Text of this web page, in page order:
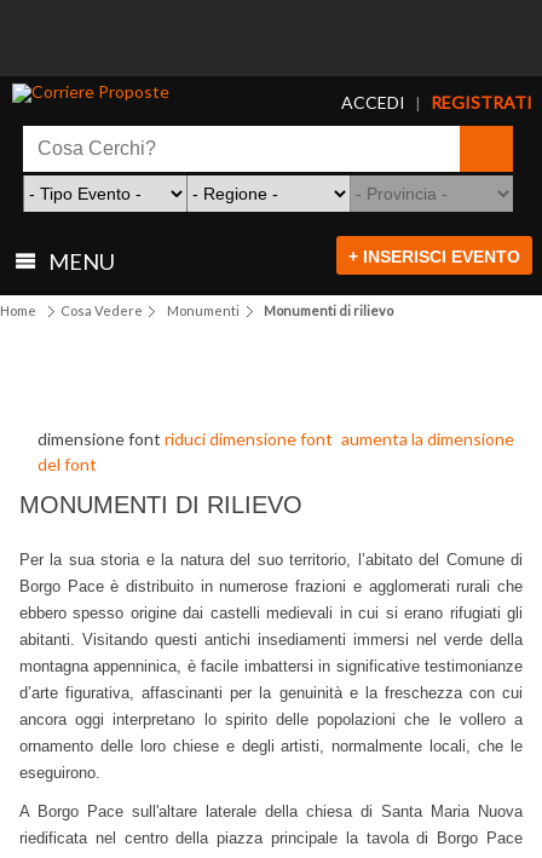
ACCEDI | REGISTRATI
MENU + INSERISCI EVENTO
Home Cosa Vedere Monumenti Monumenti di rilievo
dimensione font riduci dimensione font aumenta la dimensione
del font
MONUMENTI DI RILIEVO
Per la sua storia e la natura del suo territorio, l’abitato del Comune di
Borgo Pace è distribuito in numerose frazioni e agglomerati rurali che
ebbero spesso origine dai castelli medievali in cui si erano rifugiati gli
abitanti. Visitando questi antichi insediamenti immersi nel verde della
montagna appenninica, è facile imbattersi in significative testimonianze
d’arte figurativa, affascinanti per la genuinità e la freschezza con cui
ancora oggi interpretano lo spirito delle popolazioni che le vollero a
ornamento delle loro chiese e degli artisti, normalmente locali, che le
eseguirono.
A Borgo Pace sull'altare laterale della chiesa di Santa Maria Nuova
riedificata nel centro della piazza principale la tavola di Borgo Pace